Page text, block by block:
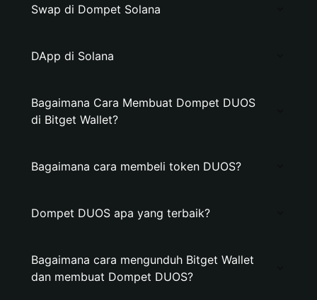
Swap di Dompet Solana
DApp di Solana
Bagaimana Cara Membuat Dompet DUOS
di Bitget Wallet?
Bagaimana cara membeli token DUOS?
Dompet DUOS apa yang terbaik?
Bagaimana cara mengunduh Bitget Wallet
dan membuat Dompet DUOS?